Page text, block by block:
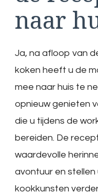
naar
Ja, na afloop van
koken heeft u de
mee naar huis te
opnieuw genieten
die u tijdens de
bereiden. De
waardevolle
avontuur en stellen
kookkunsten